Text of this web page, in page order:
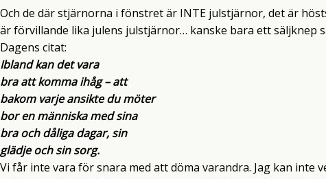
Och de där stjärnorna i fönstret är INTE julstjärnor, det är
är förvillande lika julens julstjärnor… kanske bara ett säljknep
Dagens citat:
Ibland kan det vara
bra att komma ihåg – att
bakom varje ansikte du möter
bor en människa med sina
bra och dåliga dagar, sin
glädje och sin sorg.
Vi får inte vara för snara med att döma varandra. Jag kan inte